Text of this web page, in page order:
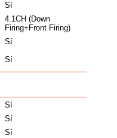
Sí
4.1CH (Down
Firing+Front Firing)
Sí
Sí
Sí
Sí
Sí